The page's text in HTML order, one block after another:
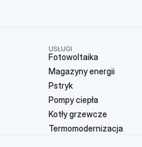
USŁUGI
Fotowoltaika
Magazyny energii
Pstryk
Pompy ciepła
Kotły grzewcze
Termomodernizacja